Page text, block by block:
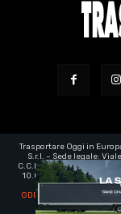
Trasportare Oggi in
S.r.l. – Sede legale:
C.C.I.A.A. Milano registro
10.000,00 – e-mail
GDPR | EU